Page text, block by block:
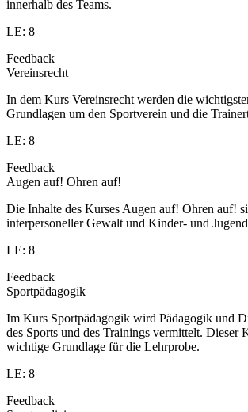
innerhalb des Teams.
LE: 8
Feedback
Vereinsrecht
In dem Kurs Vereinsrecht werden die
Grundlagen um den Sportverein und die
LE: 8
Feedback
Augen auf! Ohren auf!
Die Inhalte des Kurses Augen auf! Ohren auf!
interpersoneller Gewalt und Kinder- und
LE: 8
Feedback
Sportpädagogik
Im Kurs Sportpädagogik wird Pädagogik und
des Sports und des Trainings vermittelt. Dieser
wichtige Grundlage für die Lehrprobe.
LE: 8
Feedback